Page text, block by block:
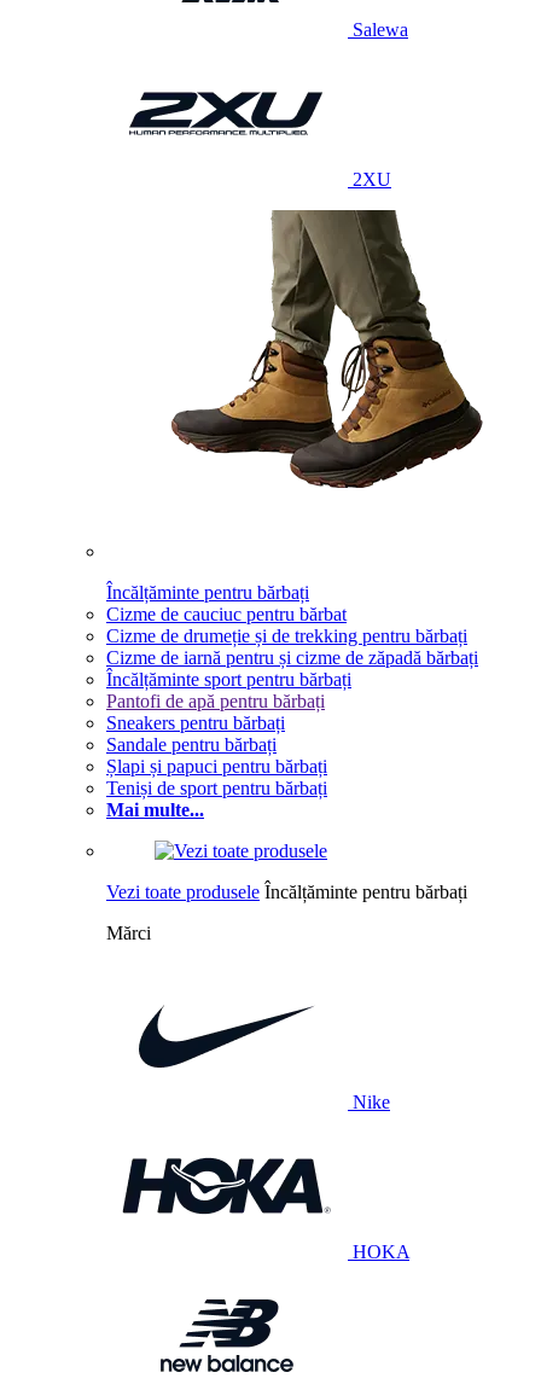
Salewa
2XU
Încălțăminte pentru bărbați
Cizme de cauciuc pentru bărbat
Cizme de drumeție și de trekking pentru bărbați
Cizme de iarnă pentru și cizme de zăpadă bărbați
Încălțăminte sport pentru bărbați
Pantofi de apă pentru bărbați
Sneakers pentru bărbați
Sandale pentru bărbați
Șlapi și papuci pentru bărbați
Teniși de sport pentru bărbați
Mai multe...
Vezi toate produsele Încălțăminte pentru bărbați
Mărci
Nike
HOKA